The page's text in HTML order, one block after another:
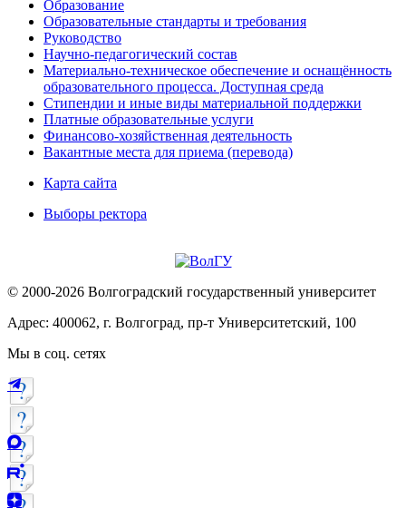
Образование
Образовательные стандарты и требования
Руководство
Научно-педагогический состав
Материально-техническое обеспечение и оснащённость
образовательного процесса. Доступная среда
Стипендии и иные виды материальной поддержки
Платные образовательные услуги
Финансово-хозяйственная деятельность
Вакантные места для приема (перевода)
Карта сайта
Выборы ректора
© 2000-2026 Волгоградский государственный университет
Адрес: 400062, г. Волгоград, пр-т Университетский, 100
Мы в соц. сетях